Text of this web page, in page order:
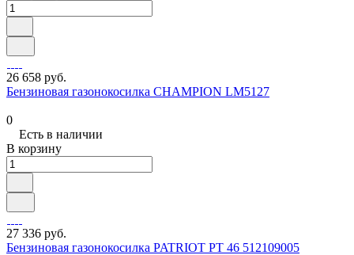
26 658 руб.
Бензиновая газонокосилка CHAMPION LM5127
0
Есть в наличии
В корзину
27 336 руб.
Бензиновая газонокосилка PATRIOT PT 46 512109005